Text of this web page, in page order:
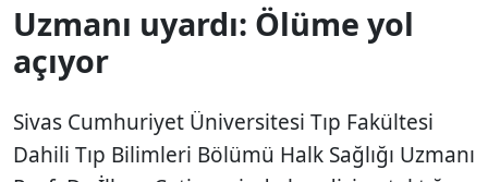
Uzmanı uyardı: Ölüme yol
açıyor
Sivas Cumhuriyet Üniversitesi Tıp Fakültesi
Dahili Tıp Bilimleri Bölümü Halk Sağlığı Uzmanı